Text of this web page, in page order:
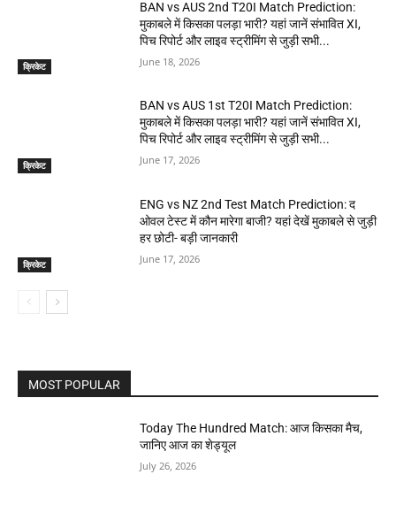
क्रिकेट
BAN vs AUS 2nd T20I Match Prediction:
मुकाबले में किसका पलड़ा भारी? यहां जानें संभावित XI,
पिच रिपोर्ट और लाइव स्ट्रीमिंग से जुड़ी सभी...
June 18, 2026
क्रिकेट
BAN vs AUS 1st T20I Match Prediction:
मुकाबले में किसका पलड़ा भारी? यहां जानें संभावित XI,
पिच रिपोर्ट और लाइव स्ट्रीमिंग से जुड़ी सभी...
June 17, 2026
क्रिकेट
ENG vs NZ 2nd Test Match Prediction: द
ओवल टेस्ट में कौन मारेगा बाजी? यहां देखें मुकाबले से जुड़ी
हर छोटी- बड़ी जानकारी
June 17, 2026
MOST POPULAR
Today The Hundred Match: आज किसका मैच,
जानिए आज का शेड्यूल
July 26, 2026